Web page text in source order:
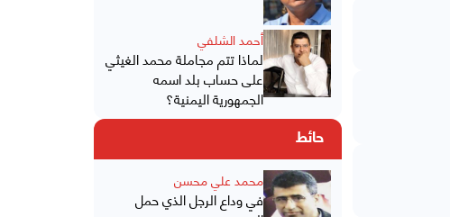
أحمد الشلفي
لماذا تتم مجاملة محمد الغيثي
على حساب بلد اسمه
الجمهورية اليمنية؟
حائط
محمد علي محسن
في وداع الرجل الذي حمل